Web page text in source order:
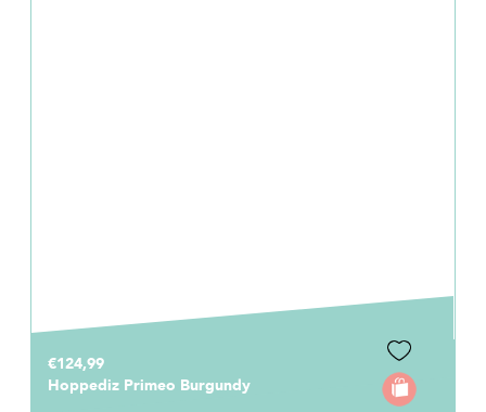
€124,99
Hoppediz Primeo Burgundy